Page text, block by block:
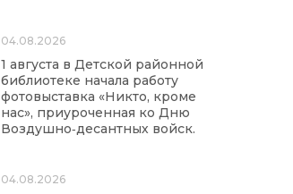
04.08.2026
1 августа в Детской районной
библиотеке начала работу
фотовыставка «Никто, кроме
нас», приуроченная ко Дню
Воздушно‑десантных войск.
04.08.2026